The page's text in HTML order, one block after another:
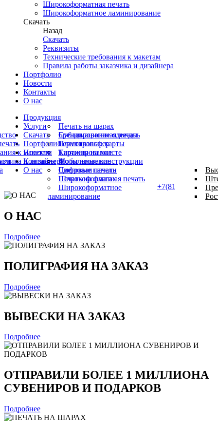
Широкоформатная печать
Широкоформатное ламинирование
Скачать
Назад
Скачать
Реквизиты
Технические требования к макетам
Правила работы заказчика и дизайнера
Портфолио
Новости
Контакты
О нас
Продукция
Печать на шарах
Брендирование одежды
Пластиковые карты
Картины на холсте
Мобильные конструкции
Световые панели
Печать на флагах
Услуги
Сублимационная печать
Термотрансфер
Тиражирование
Фольгирование
Цифровая печать
Широкоформатная печать
Широкоформатное
ламинирование
Скачать
к макетам
и дизайнера
Портфолио
Новости
Контакты
О нас
+7(8162)55-10-05
О НАС
Подробнее
ПОЛИГРАФИЯ НА ЗАКАЗ
Подробнее
ВЫВЕСКИ НА ЗАКАЗ
Подробнее
ОТПРАВИЛИ БОЛЕЕ 1 МИЛЛИОНА
СУВЕНИРОВ И ПОДАРКОВ
Подробнее